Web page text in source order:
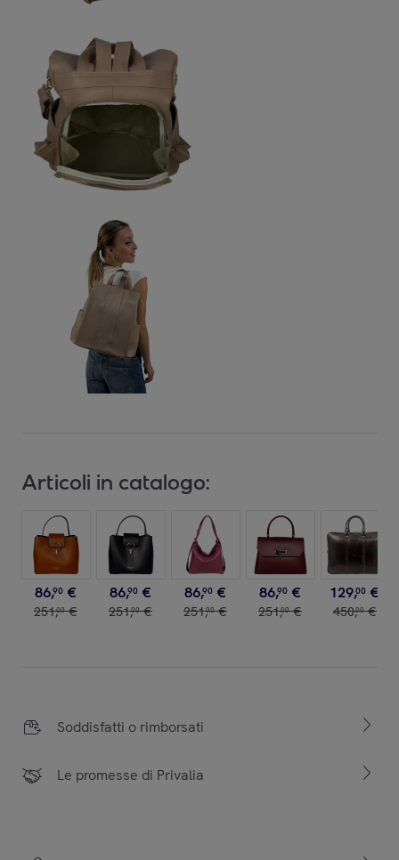
Articoli in catalogo:
86,90 €
251,00 €
86,90 €
251,00 €
86,90 €
251,00 €
86,90 €
251,00 €
129,00 €
450,00 €
Soddisfatti o rimborsati
Le promesse di Privalia